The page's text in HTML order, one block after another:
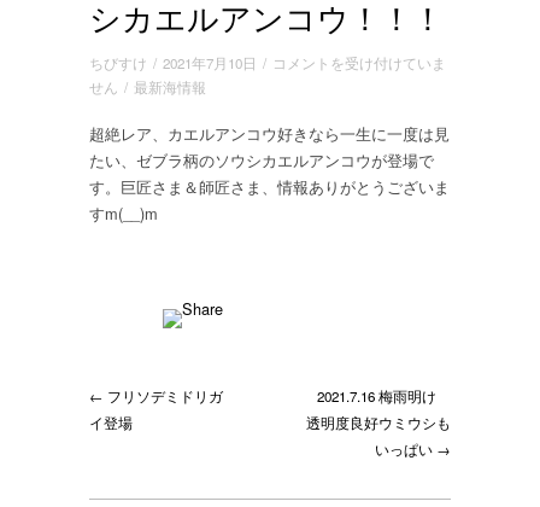
シカエルアンコウ！！！
ちびすけ / 2021年7月10日 / 超
ゼ
ブ
ラ
は
コメントを受け付けていま
せん / 最新海情報
超絶レア、カエルアンコウ好きなら一生に一度は見
たい、ゼブラ柄のソウシカエルアンコウが登場で
す。巨匠さま＆師匠さま、情報ありがとうございま
すm(__)m
← フリソデミドリガ
イ登場
2021.7.16 梅雨明け
透明度良好ウミウシも
いっぱい →